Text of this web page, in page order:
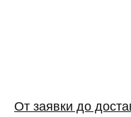
От заявки до